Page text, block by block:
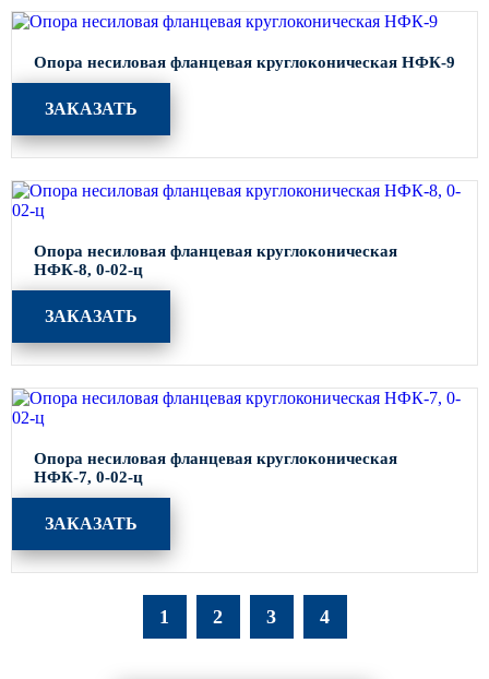
Опора несиловая фланцевая круглоконическая НФК-9
ЗАКАЗАТЬ
Опора несиловая фланцевая круглоконическая
НФК-8, 0-02-ц
ЗАКАЗАТЬ
Опора несиловая фланцевая круглоконическая
НФК-7, 0-02-ц
ЗАКАЗАТЬ
1 2 3 4